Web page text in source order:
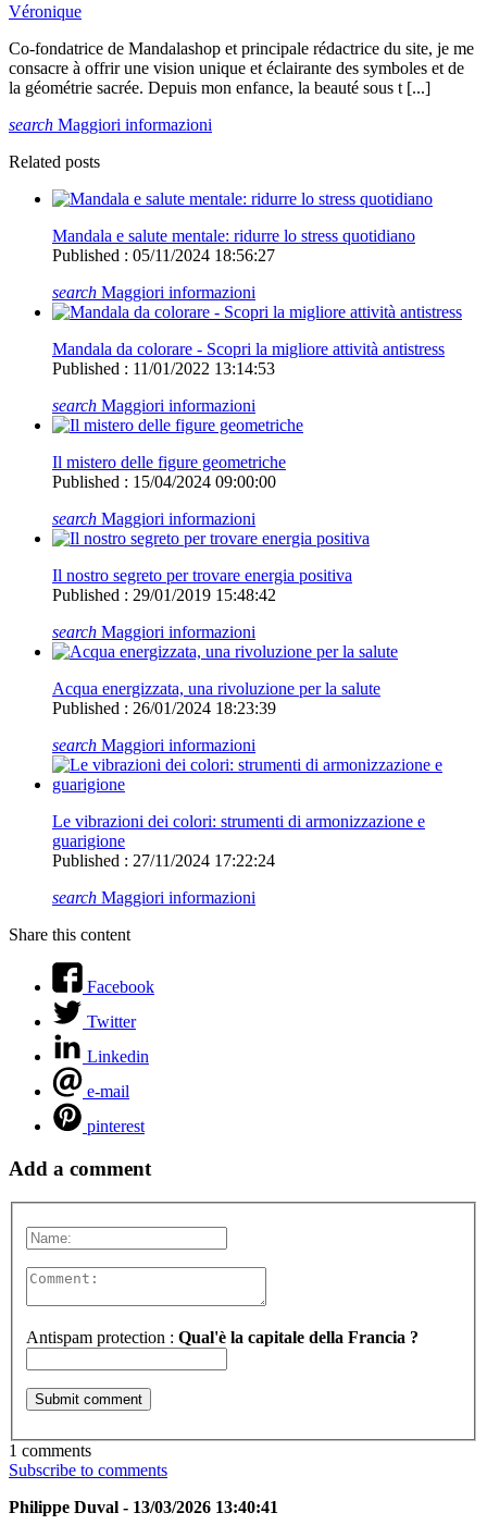
Véronique
Co-fondatrice de Mandalashop et principale rédactrice du site, je me
consacre à offrir une vision unique et éclairante des symboles et de
la géométrie sacrée. Depuis mon enfance, la beauté sous t [...]
search Maggiori informazioni
Related posts
Mandala e salute mentale: ridurre lo stress quotidiano
Published : 05/11/2024 18:56:27
search Maggiori informazioni
Mandala da colorare - Scopri la migliore attività antistress
Published : 11/01/2022 13:14:53
search Maggiori informazioni
Il mistero delle figure geometriche
Published : 15/04/2024 09:00:00
search Maggiori informazioni
Il nostro segreto per trovare energia positiva
Published : 29/01/2019 15:48:42
search Maggiori informazioni
Acqua energizzata, una rivoluzione per la salute
Published : 26/01/2024 18:23:39
search Maggiori informazioni
Le vibrazioni dei colori: strumenti di armonizzazione e
guarigione
Published : 27/11/2024 17:22:24
search Maggiori informazioni
Share this content
Facebook
Twitter
Linkedin
e-mail
pinterest
Add a comment
Antispam protection : Qual'è la capitale della Francia ?
1 comments
Subscribe to comments
Philippe Duval - 13/03/2026 13:40:41